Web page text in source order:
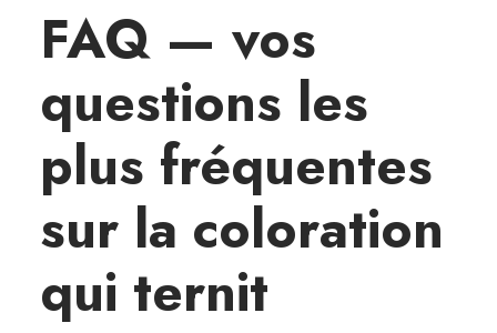
FAQ — vos
questions les
plus fréquentes
sur la coloration
qui ternit